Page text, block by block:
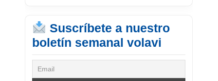
Suscríbete a nuestro
boletín semanal volavi